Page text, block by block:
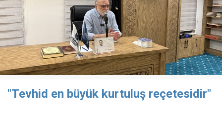
"Tevhid en büyük kurtuluş reçetesidir"